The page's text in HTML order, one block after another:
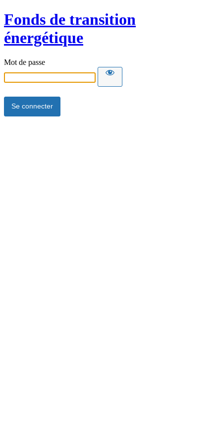
Fonds de transition
énergétique
Mot de passe